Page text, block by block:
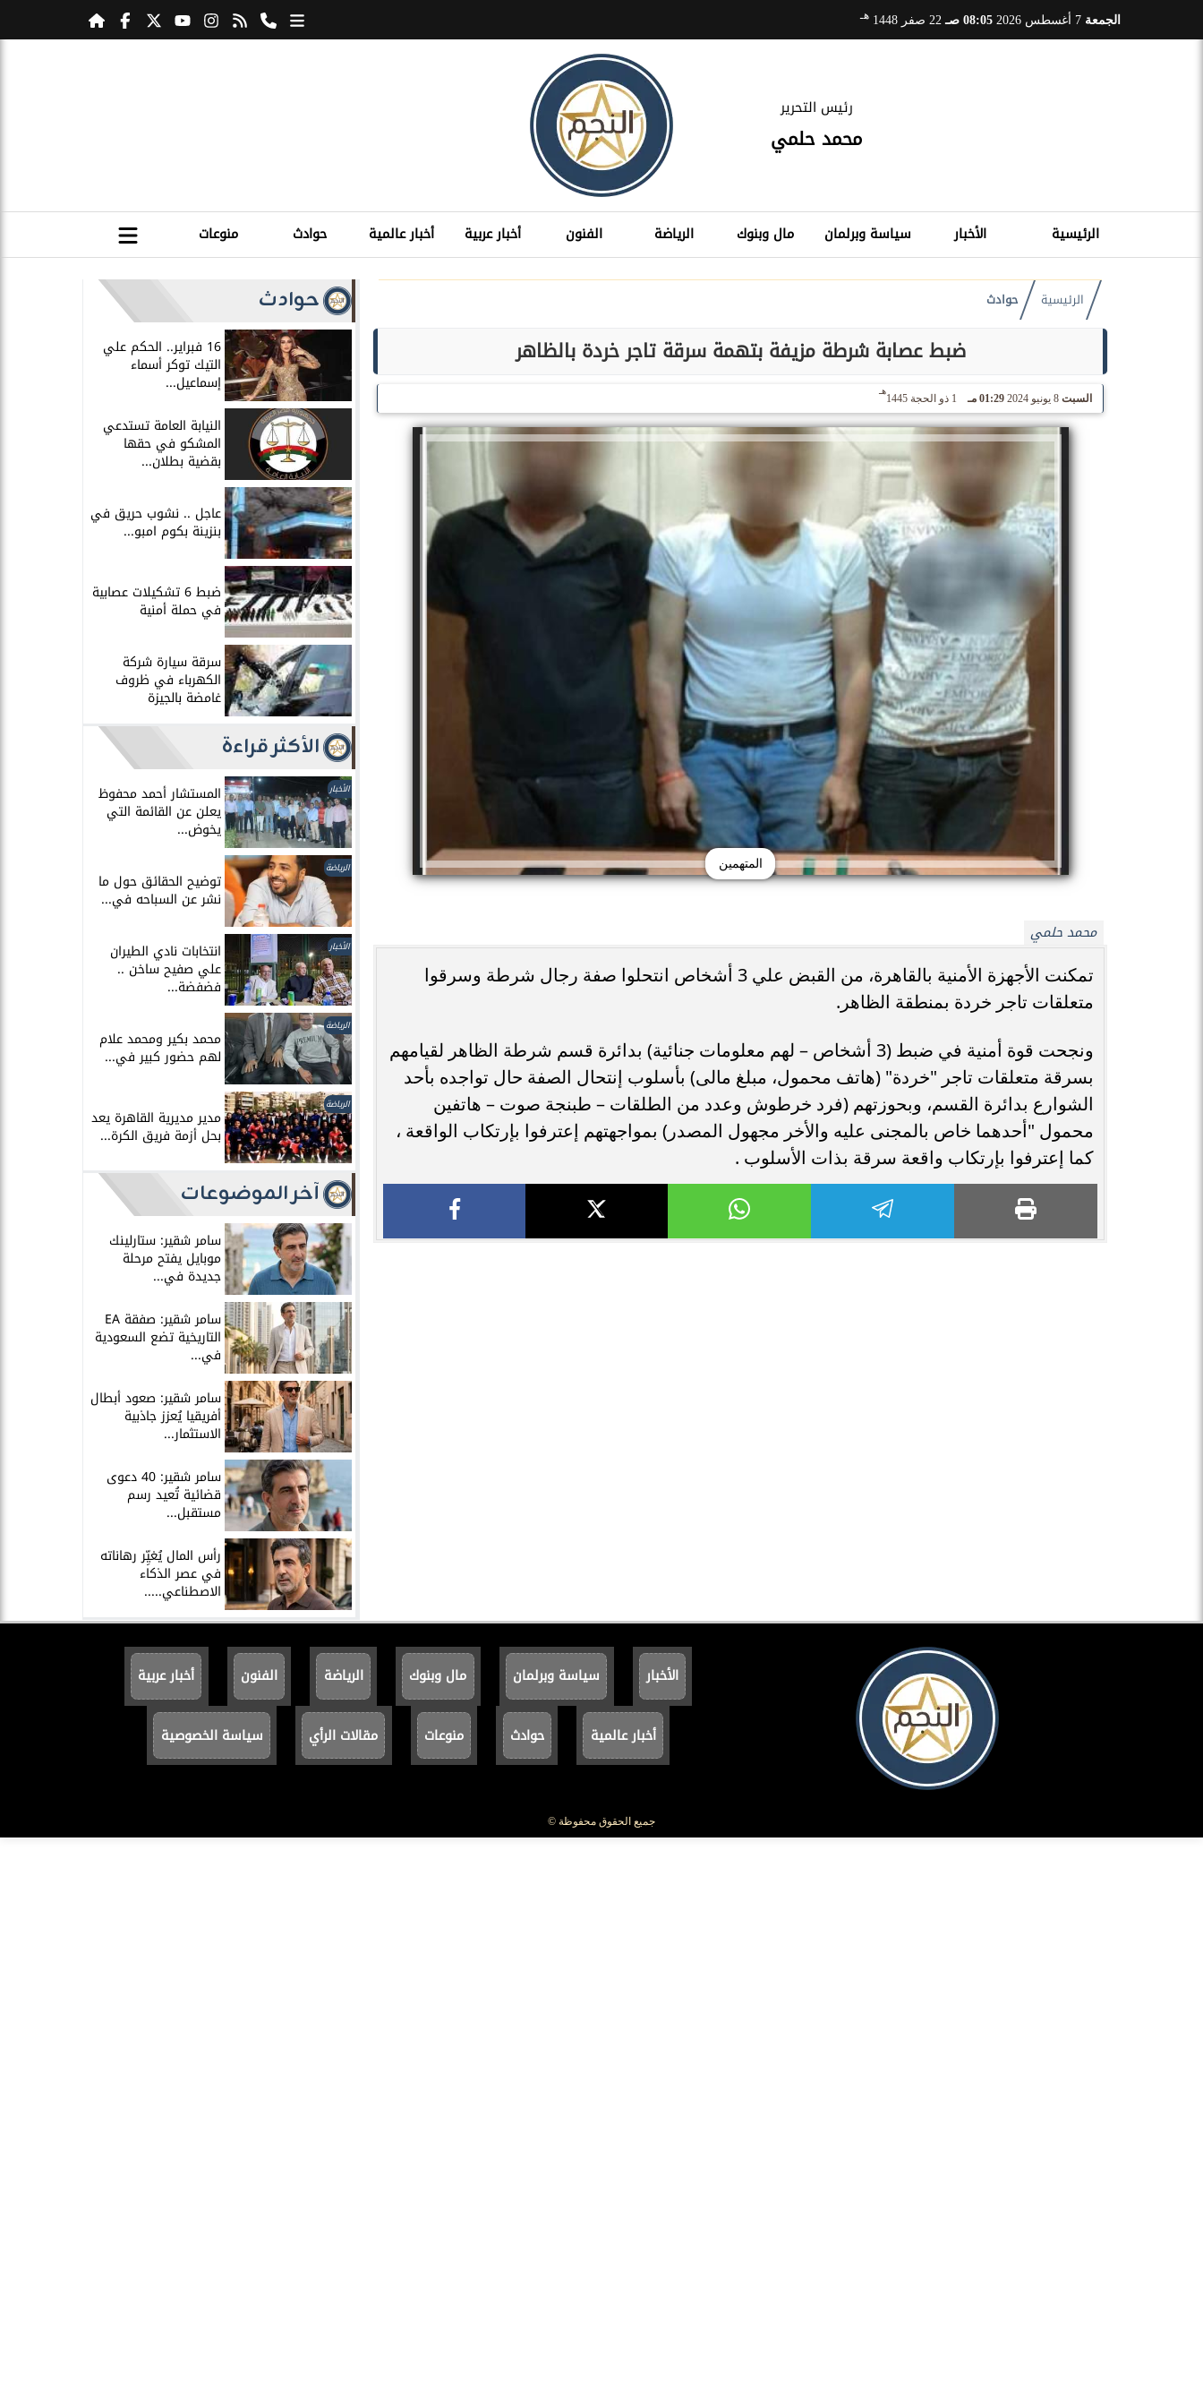
الجمعة 08:05 صـ 22 صفر 1448 هـ
رئيس التحرير
محمد حلمي
الرئيسية الأخبار سياسة وبرلمان مال وبنوك الرياضة الفنون أخبار عربية أخبار عالمية حوادث منوعات
الرئيسية حوادث
ضبط عصابة شرطة مزيفة بتهمة سرقة تاجر خردة بالظاهر
السبت 8 يونيو 2024 01:29 مـ 1 ذو الحجة 1445
هـ
المتهمين
محمد حلمي
تمكنت الأجهزة الأمنية بالقاهرة، من القبض علي 3 أشخاص انتحلوا صفة رجال شرطة وسرقوا
متعلقات تاجر خردة بمنطقة الظاهر.
ونجحت قوة أمنية في ضبط (3 أشخاص – لهم معلومات جنائية) بدائرة قسم شرطة الظاهر لقيامهم
بسرقة متعلقات تاجر "خردة" (هاتف محمول، مبلغ مالى) بأسلوب إنتحال الصفة حال تواجده بأحد
الشوارع بدائرة القسم، وبحوزتهم (فرد خرطوش وعدد من الطلقات – طبنجة صوت – هاتفين
محمول "أحدهما خاص بالمجنى عليه والأخر مجهول المصدر) بمواجهتهم إعترفوا بإرتكاب الواقعة ،
كما إعترفوا بإرتكاب واقعة سرقة بذات الأسلوب .
حوادث
16 فبراير.. الحكم علي
التيك توكر أسماء
إسماعيل...
النيابة العامة تستدعي
المشكو في حقها
بقضية بطلان...
عاجل .. نشوب حريق في
بنزينة بكوم امبو...
ضبط 6 تشكيلات عصابية
في حملة أمنية
سرقة سيارة شركة
الكهرباء في ظروف
غامضة بالجيزة
الأكثر قراءة
الأخبار المستشار أحمد محفوظ
يعلن عن القائمة التي
يخوض...
الرياضة
توضيح الحقائق حول ما
نشر عن السباحه في...
الأخبار انتخابات نادي الطيران
علي صفيح ساخن ..
فضفضة...
الرياضة
محمد بكير ومحمد علام
لهم حضور كبير في...
الرياضة
مدير مديرية القاهرة يعد
بحل أزمة فريق الكرة...
آخر الموضوعات
سامر شقير: ستارلينك
موبايل يفتح مرحلة
جديدة في...
سامر شقير: صفقة EA
التاريخية تضع السعودية
في...
سامر شقير: صعود أبطال
أفريقيا يُعزز جاذبية
الاستثمار...
سامر شقير: 40 دعوى
قضائية تُعيد رسم
مستقبل...
رأس المال يُغيِّر رهاناته
في عصر الذكاء
الاصطناعي.....
الأخبار سياسة وبرلمان مال وبنوك الرياضة الفنون أخبار عربية
أخبار عالمية حوادث منوعات مقالات الرأي سياسة الخصوصية
جميع الحقوق محفوظة ©